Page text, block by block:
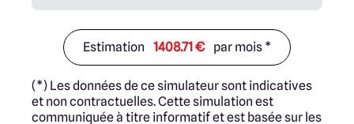
Estimation 1408.71 € par mois *
(*) Les données de ce simulateur sont indicatives
et non contractuelles. Cette simulation est
communiquée à titre informatif et est basée sur les